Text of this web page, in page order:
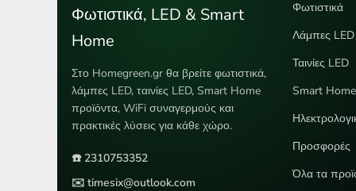
Φωτιστικά, LED & Smart
Home
Στο Homegreen.gr θα βρείτε φωτιστικά,
λάμπες LED, ταινίες LED, Smart Home
προϊόντα, WiFi συναγερμούς και
πρακτικές λύσεις για κάθε χώρο.
☎️ 2310753352
✉️ timesix@outlook.com
Φωτιστικά
Λάμπες LED
Ταινίες LED
Smart Home
Προσφορές
Όλα τα